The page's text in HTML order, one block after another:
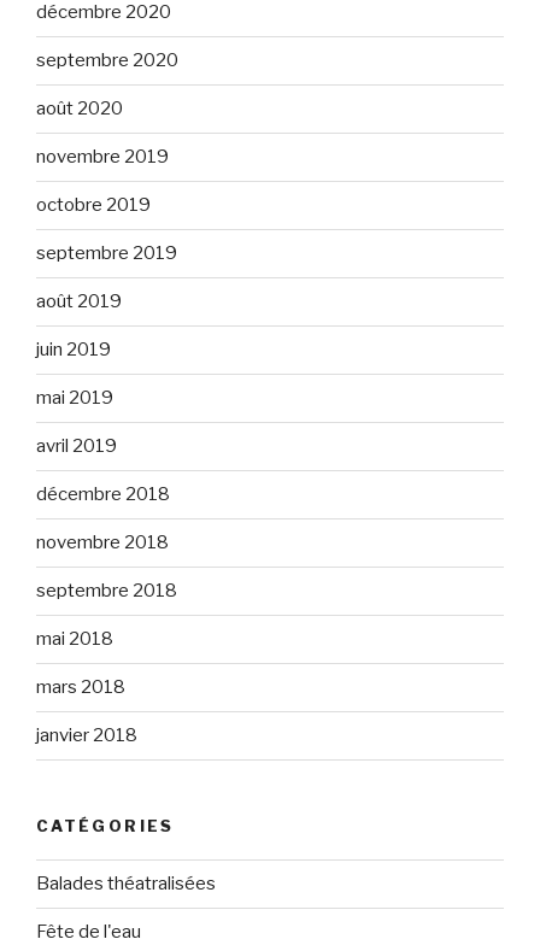
décembre 2020
septembre 2020
août 2020
novembre 2019
octobre 2019
septembre 2019
août 2019
juin 2019
mai 2019
avril 2019
décembre 2018
novembre 2018
septembre 2018
mai 2018
mars 2018
janvier 2018
CATÉGORIES
Balades théatralisées
Fête de l'eau